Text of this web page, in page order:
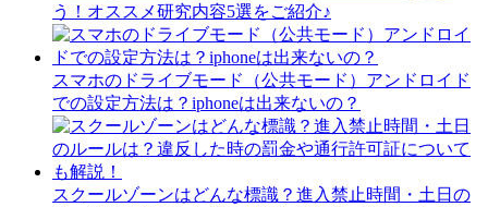
う！オススメ研究内容5選をご紹介♪
スマホのドライブモード（公共モード）アンドロイド
での設定方法は？iphoneは出来ないの？
スクールゾーンはどんな標識？進入禁止時間・土日の